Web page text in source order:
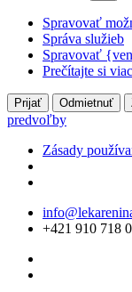
Spravovať
Správa služieb
Spravovať
Prečítajte si
Prijať Odmietnuť
predvoľby
Zásady
Skip
content
+421 910 718